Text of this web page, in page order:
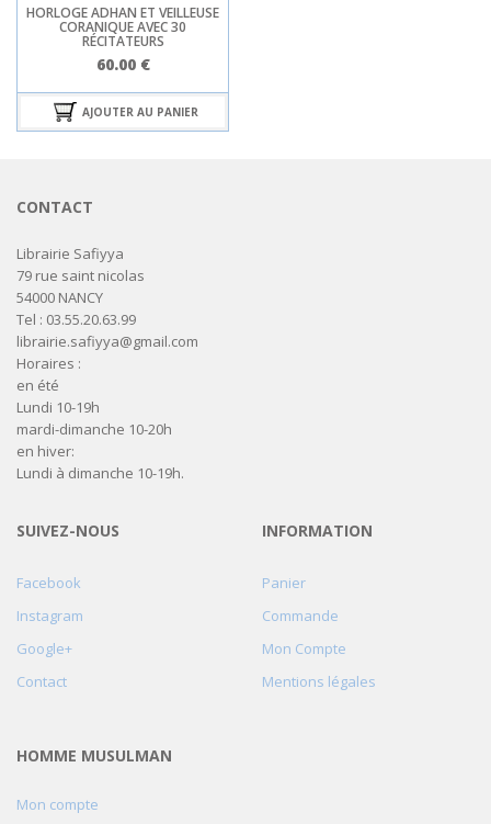
HORLOGE ADHAN ET VEILLEUSE
CORANIQUE AVEC 30
RÉCITATEURS
60.00 €
AJOUTER AU PANIER
CONTACT
Librairie Safiyya
79 rue saint nicolas
54000 NANCY
Tel : 03.55.20.63.99
librairie.safiyya@gmail.com
Horaires :
en été
Lundi 10-19h
mardi-dimanche 10-20h
en hiver:
Lundi à dimanche 10-19h.
SUIVEZ-NOUS
Facebook
Instagram
Google+
Contact
INFORMATION
Panier
Commande
Mon Compte
Mentions légales
HOMME MUSULMAN
Mon compte